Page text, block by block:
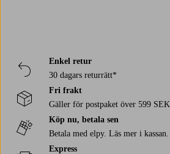
Enkel retur
30 dagars returrätt*
Fri frakt
Gäller för postpaket över 599 SEK
Köp nu, betala sen
Betala med elpy. Läs mer i kassan.
Express